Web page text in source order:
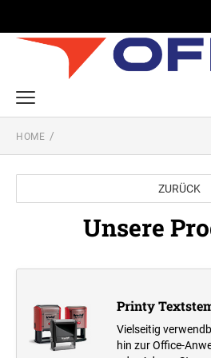
Printy Textstempel
Taschenstempel
Professional Textstempel
Professional Datum- und
PROFESSIONAL
Printy Datumstempel
PRINTY WORTBANDREHSTEMPEL
Office Printy
Textplatten
HOME
ZURÜCK
Unsere
Printy
Vielseitig
hin zur Office-